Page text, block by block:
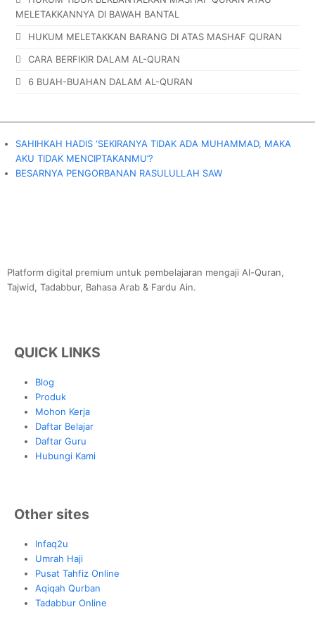
MELETAKKANNYA DI BAWAH BANTAL
HUKUM MELETAKKAN BARANG DI ATAS MASHAF QURAN
CARA BERFIKIR DALAM AL-QURAN
6 BUAH-BUAHAN DALAM AL-QURAN
SAHIHKAH HADIS ‘SEKIRANYA TIDAK ADA MUHAMMAD, MAKA
AKU TIDAK MENCIPTAKANMU’?
BESARNYA PENGORBANAN RASULULLAH SAW
Platform digital premium untuk pembelajaran mengaji Al-Quran,
Tajwid, Tadabbur, Bahasa Arab & Fardu Ain.
QUICK LINKS
Blog
Produk
Mohon Kerja
Daftar Belajar
Daftar Guru
Hubungi Kami
Other sites
Infaq2u
Umrah Haji
Pusat Tahfiz Online
Aqiqah Qurban
Tadabbur Online